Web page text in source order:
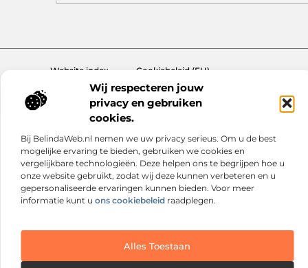
Wij respecteren jouw
privacy en gebruiken
cookies.
Bij BelindaWeb.nl nemen we uw privacy serieus. Om u de best
mogelijke ervaring te bieden, gebruiken we cookies en
vergelijkbare technologieën. Deze helpen ons te begrijpen hoe u
onze website gebruikt, zodat wij deze kunnen verbeteren en u
gepersonaliseerde ervaringen kunnen bieden. Voor meer
informatie kunt u ons cookiebeleid raadplegen.
Alles Toestaan
Website index
Cookiebeleid (EU)
@2025 www.nextmagazine.nl. All Right Reserved.